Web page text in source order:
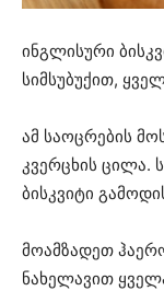
ინგლისური
სიმსუბუქით,
ამ საოცრების
კვერცხის ცილა.
ბისკვიტი
მოამზადეთ
ნახელავით